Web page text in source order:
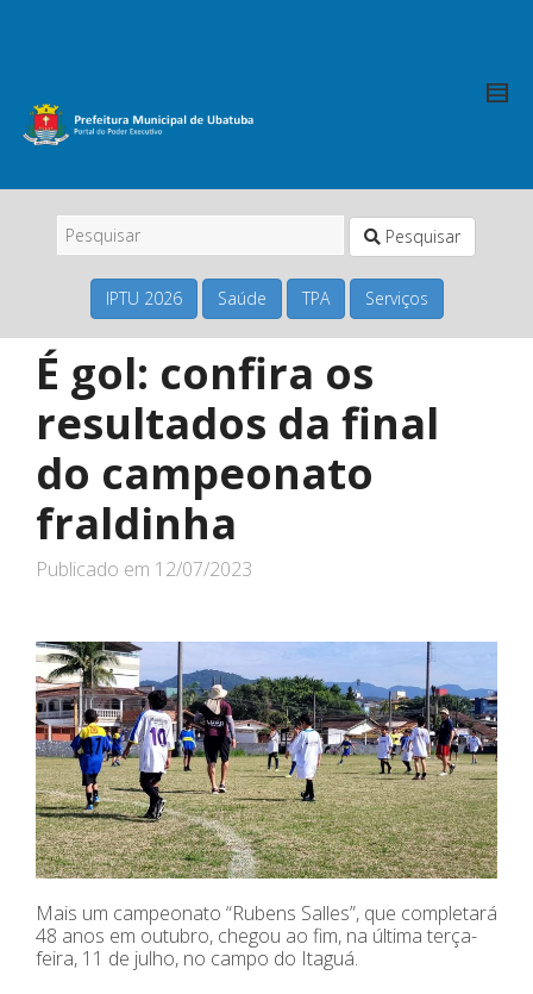
Pesquisar
IPTU 2026 Saúde TPA Serviços
É gol: confira os
resultados da final
do campeonato
fraldinha
Publicado em 12/07/2023
Mais um campeonato “Rubens Salles”, que completará
48 anos em outubro, chegou ao fim, na última terça-
feira, 11 de julho, no campo do Itaguá.